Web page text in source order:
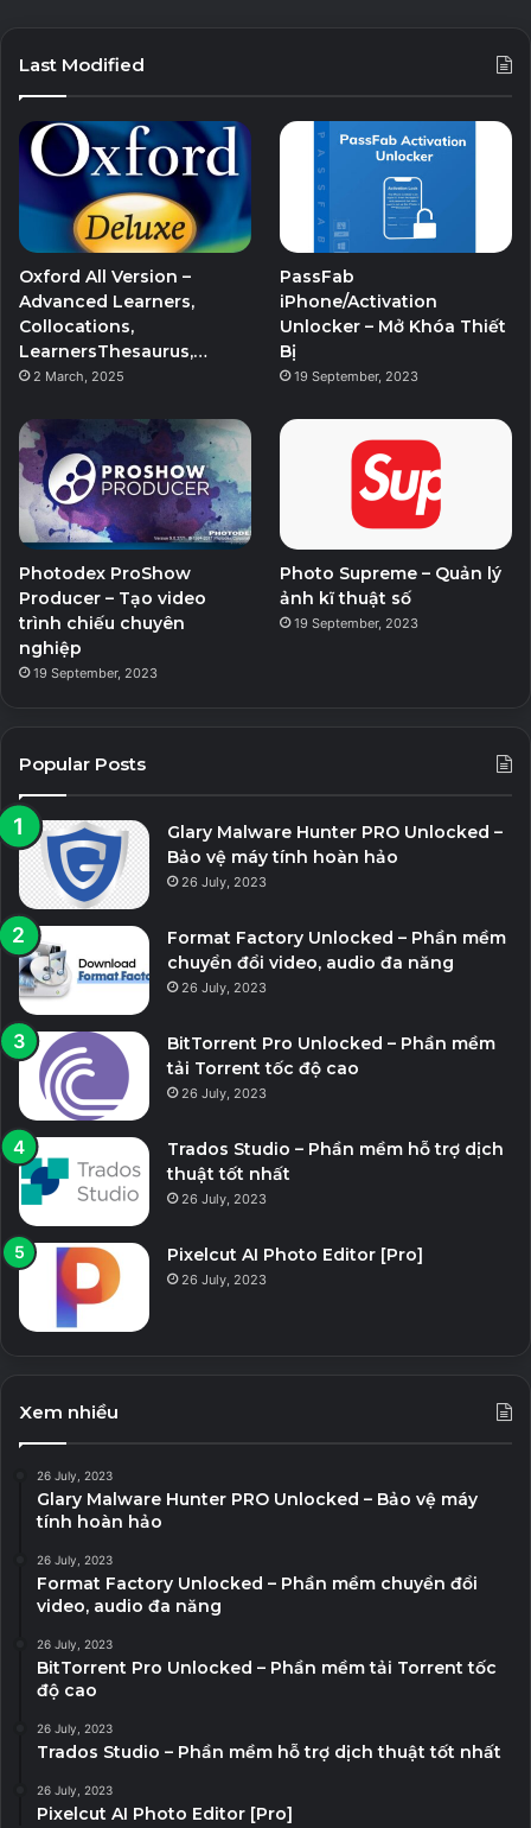
Last Modified
Oxford All Version –
Advanced Learners,
Collocations,
LearnersThesaurus,…
2 March, 2025
PassFab
iPhone/Activation
Unlocker – Mở Khóa Thiết
Bị
19 September, 2023
Photodex ProShow
Producer – Tạo video
trình chiếu chuyên
nghiệp
19 September, 2023
Photo Supreme – Quản lý
ảnh kĩ thuật số
19 September, 2023
Popular Posts
Glary Malware Hunter PRO Unlocked –
Bảo vệ máy tính hoàn hảo
26 July, 2023
Format Factory Unlocked – Phần mềm
chuyển đổi video, audio đa năng
26 July, 2023
BitTorrent Pro Unlocked – Phần mềm
tải Torrent tốc độ cao
26 July, 2023
Trados Studio – Phần mềm hỗ trợ dịch
thuật tốt nhất
26 July, 2023
Pixelcut AI Photo Editor [Pro]
26 July, 2023
Xem nhiều
26 July, 2023
Glary Malware Hunter PRO Unlocked – Bảo vệ máy
tính hoàn hảo
26 July, 2023
Format Factory Unlocked – Phần mềm chuyển đổi
video, audio đa năng
26 July, 2023
BitTorrent Pro Unlocked – Phần mềm tải Torrent tốc
độ cao
26 July, 2023
Trados Studio – Phần mềm hỗ trợ dịch thuật tốt nhất
26 July, 2023
Pixelcut AI Photo Editor [Pro]